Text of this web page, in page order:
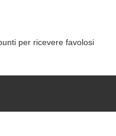
per ricevere favolosi